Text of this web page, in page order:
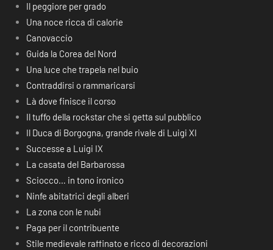
Il peggiore per grado
Una noce ricca di calorie
Canovaccio
Guida la Corea del Nord
Una luce che trapela nel buio
Contraddirsi o rammaricarsi
Là dove finisce il corso
Il tuffo della rockstar che si getta sul pubblico
Il Duca di Borgogna, grande rivale di Luigi XI
Successe a Luigi IX
La casata del Barbarossa
Sciocco… in tono ironico
Ninfe abitatrici degli alberi
La zona con le nubi
Paga per il contribuente
Stile medievale raffinato e ricco di decorazioni